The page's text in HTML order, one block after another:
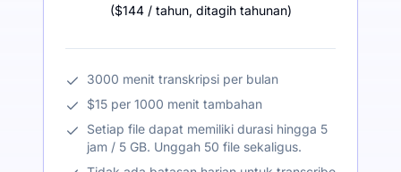
($144 / tahun, ditagih tahunan)
3000 menit transkripsi per bulan
$15 per 1000 menit tambahan
Setiap file dapat memiliki durasi hingga 5
jam / 5 GB. Unggah 50 file sekaligus.